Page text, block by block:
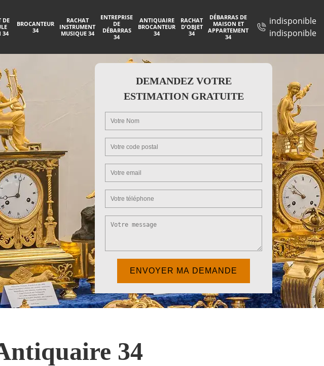
DE
34
BROCANTEUR
34
RACHAT
INSTRUMENT
MUSIQUE 34
ENTREPRISE
DE
DÉBARRAS
34
ANTIQUAIRE
BROCANTEUR
34
RACHAT
D'OBJET
34
DÉBARRAS DE
MAISON ET
APPARTEMENT
34
indisponible
indisponible
DEMANDEZ VOTRE
ESTIMATION GRATUITE
34